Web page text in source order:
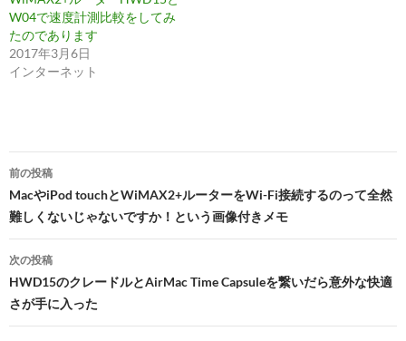
W04で速度計測比較をしてみ
たのであります
2017年3月6日
インターネット
投
稿
ナ
ビ
ゲ
ー
前の投稿
MacやiPod touchとWiMAX2+ルーターをWi-Fi接続するのって全然
難しくないじゃないですか！という画像付きメモ
次の投稿
HWD15のクレードルとAirMac Time Capsuleを繋いだら意外な快適
さが手に入った